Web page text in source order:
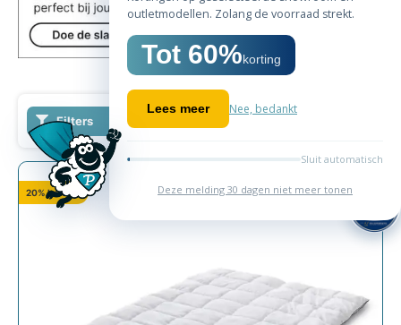
Filters
20% korting!